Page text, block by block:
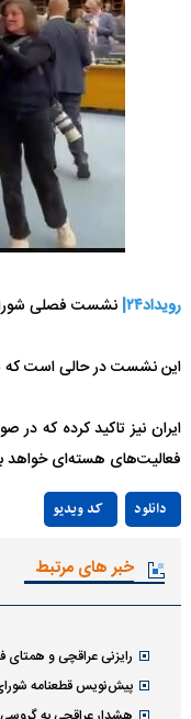
رویداد۲۴| نشست فصلی شورای
این نشست در حالی است که سه
ایران نیز تاکید کرده که
فعالیت‌های هسته‌ای خواهد
کد ویدیو دانلود
خبر های مرتبط
رایزنی عراقچی و همتای
پیش‌نویس قطعنامه
سیگنال مثبت دیپلماسی به بورس
هواپیمای مرموز E-11A BACN چیست؟